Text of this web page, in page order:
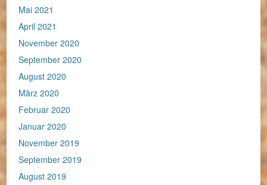
Mai 2021
April 2021
November 2020
September 2020
August 2020
März 2020
Februar 2020
Januar 2020
November 2019
September 2019
August 2019